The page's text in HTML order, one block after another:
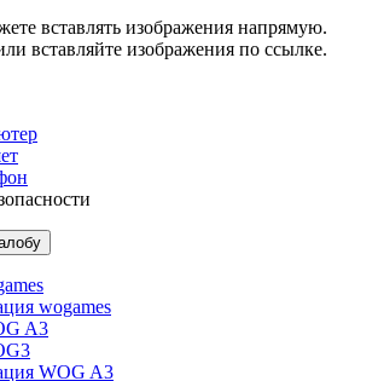
вставлять изображения напрямую.
вставляйте изображения по ссылке.
wogames
A3
WOG A3